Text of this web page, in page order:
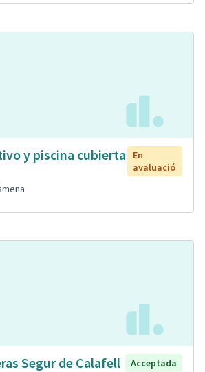
y piscina cubierta
En
avaluació
Segur de Calafell
Acceptada